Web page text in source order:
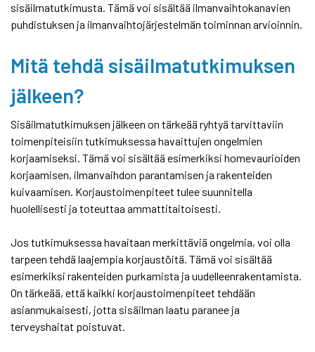
sisäilmatutkimusta. Tämä voi sisältää ilmanvaihtokanavien
puhdistuksen ja ilmanvaihtojärjestelmän toiminnan arvioinnin.
Mitä tehdä sisäilmatutkimuksen
jälkeen?
Sisäilmatutkimuksen jälkeen on tärkeää ryhtyä tarvittaviin
toimenpiteisiin tutkimuksessa havaittujen ongelmien
korjaamiseksi. Tämä voi sisältää esimerkiksi homevaurioiden
korjaamisen, ilmanvaihdon parantamisen ja rakenteiden
kuivaamisen. Korjaustoimenpiteet tulee suunnitella
huolellisesti ja toteuttaa ammattitaitoisesti.
Jos tutkimuksessa havaitaan merkittäviä ongelmia, voi olla
tarpeen tehdä laajempia korjaustöitä. Tämä voi sisältää
esimerkiksi rakenteiden purkamista ja uudelleenrakentamista.
On tärkeää, että kaikki korjaustoimenpiteet tehdään
asianmukaisesti, jotta sisäilman laatu paranee ja
terveyshaitat poistuvat.